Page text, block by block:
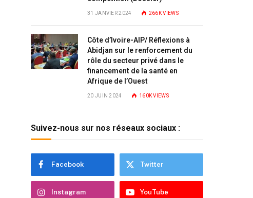
31 JANVIER 2024 266KVIEWS
Côte d’Ivoire-AIP/ Réflexions à
Abidjan sur le renforcement du
rôle du secteur privé dans le
financement de la santé en
Afrique de l’Ouest
20 JUIN 2024 160KVIEWS
Suivez-nous sur nos réseaux sociaux :
Facebook Twitter
Instagram YouTube